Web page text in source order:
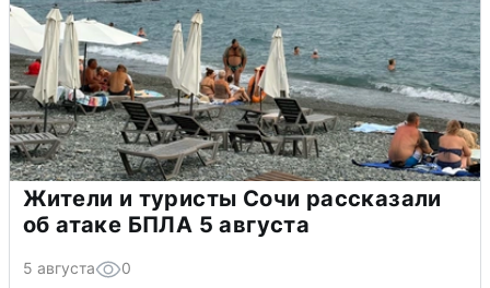
Жители и туристы Сочи рассказали
об атаке БПЛА 5 августа
5 августа 0